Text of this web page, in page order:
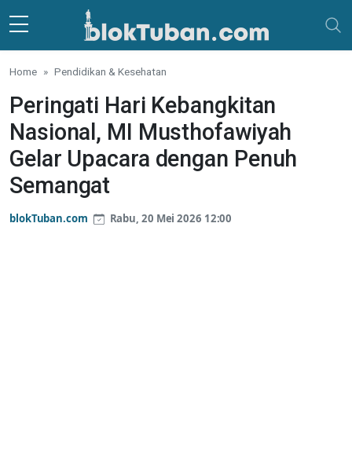
Skip to main content
Home Pendidikan & Kesehatan
Peringati Hari Kebangkitan
Nasional, MI Musthofawiyah
Gelar Upacara dengan Penuh
Semangat
blokTuban.com Rabu, 20 Mei 2026 12:00